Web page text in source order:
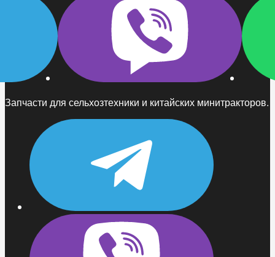
Запчасти для сельхозтехники и китайских минитракторов.